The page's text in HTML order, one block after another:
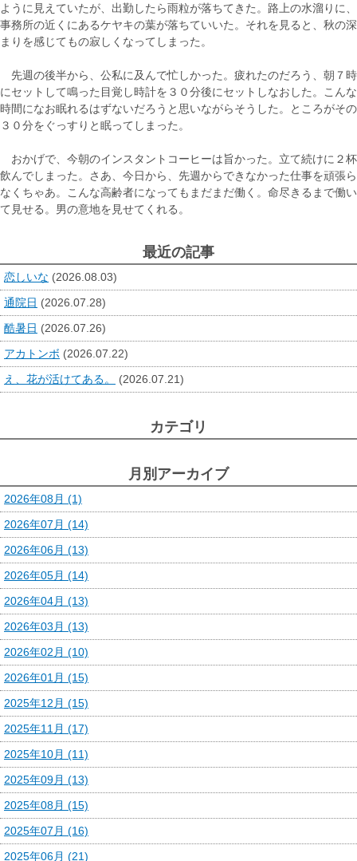
ように見えていたが、出勤したら雨粒が落ちてきた。路上の水溜りに、
事務所の近くにあるケヤキの葉が落ちていいた。それを見ると、秋の深
まりを感じてもの寂しくなってしまった。
先週の後半から、公私に及んで忙しかった。疲れたのだろう、朝７時
にセットして鳴った目覚し時計を３０分後にセットしなおした。こんな
時間になお眠れるはずないだろうと思いながらそうした。ところがその
３０分をぐっすりと眠ってしまった。
おかげで、今朝のインスタントコーヒーは旨かった。立て続けに２杯
飲んでしまった。さあ、今日から、先週からできなかった仕事を頑張ら
なくちゃあ。こんな高齢者になってもまだまだ働く。命尽きるまで働い
て見せる。男の意地を見せてくれる。
最近の記事
恋しいな (2026.08.03)
通院日 (2026.07.28)
酷暑日 (2026.07.26)
アカトンボ (2026.07.22)
え、花が活けてある。
(2026.07.21)
カテゴリ
月別アーカイブ
2026年08月 (1)
2026年07月 (14)
2026年06月 (13)
2026年05月 (14)
2026年04月 (13)
2026年03月 (13)
2026年02月 (10)
2026年01月 (15)
2025年12月 (15)
2025年11月 (17)
2025年10月 (11)
2025年09月 (13)
2025年08月 (15)
2025年07月 (16)
2025年06月 (21)